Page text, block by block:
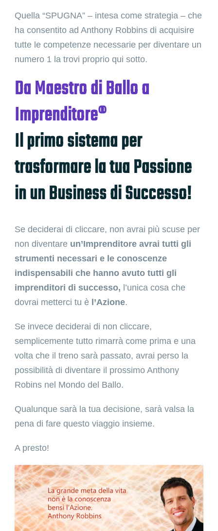
Quella “SPUGNA” – intesa come strategia – che
ha consentito ad Anthony Robbins di acquisire
tutte le competenze necessarie per diventare un
numero 1 la trovi proprio qui sotto.
Da Maestro di Ballo a
Imprenditore®
Il primo sistema per
trasformare la tua Passione
in un Business di Successo!
Se deciderai di cliccare, non avrai più scuse per
non diventare un’Imprenditore avrai tutti gli
strumenti necessari e le conoscenze
indispensabili che hanno avuto tutti gli
imprenditori di successo, l’unica cosa che
dovrai metterci tu è l’Azione.
Se invece deciderai di non cliccare,
semplicemente tutto rimarrà come prima e una
volta che il treno sarà passato, avrai perso la
possibilità di diventare il prossimo Anthony
Robins nel Mondo del Ballo.
Qualunque sarà la tua decisione, sarà valsa la
pena di fare questo viaggio insieme.
A presto!